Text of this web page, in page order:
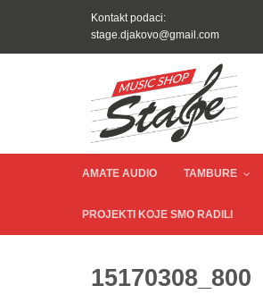
content
Kontakt podaci:
stage.djakovo@gmail.com
AMATE AUDIO TAMBURE
PROJEKTI KOJE SMO RADILI
15170308_800